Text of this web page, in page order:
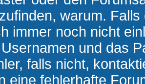
warum.
immer noch nicht
und das
falls nicht,
eine fehlerhafte